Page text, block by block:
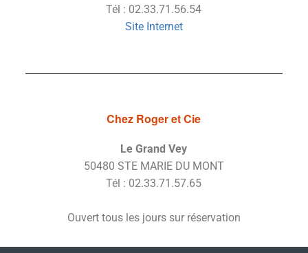
Tél : 02.33.71.56.54
Site Internet
Chez Roger et Cie
Le Grand Vey
50480 STE MARIE DU MONT
Tél : 02.33.71.57.65
Ouvert tous les jours sur réservation